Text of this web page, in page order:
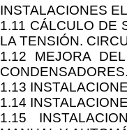
INSTALACIONES
1.11 CÁLCULO DE
LA TENSIÓN.
1.12 MEJORA
1.13
1.14
1.15